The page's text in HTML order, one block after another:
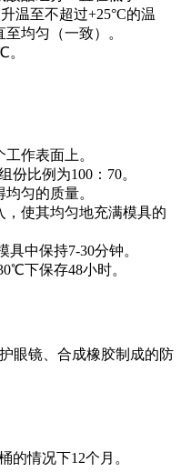
温至不超过+25°C的温
均匀（一致）。
。
作表面上。
比例为100：70。
匀的质量。
使其均匀地充满模具的
中保持7-30分钟。
下保存48小时。
眼镜、合成橡胶制成的防
的情况下12个月。